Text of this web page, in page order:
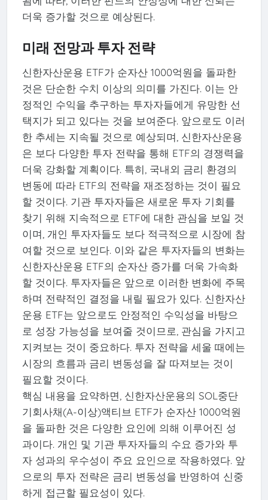
더욱 증가할 것으로 예상된다.
미래 전망과 투자 전략
신한자산운용 ETF가 순자산 1000억원을 돌파한
것은 단순한 수치 이상의 의미를 가진다. 이는 안
정적인 수익을 추구하는 투자자들에게 유망한 선
택지가 되고 있다는 것을 보여준다. 앞으로도 이러
한 추세는 지속될 것으로 예상되며, 신한자산운용
은 보다 다양한 투자 전략을 통해 ETF의 경쟁력을
더욱 강화할 계획이다. 특히, 국내외 금리 환경의
변동에 따라 ETF의 전략을 재조정하는 것이 필요
할 것이다. 기관 투자자들은 새로운 투자 기회를
찾기 위해 지속적으로 ETF에 대한 관심을 보일 것
이며, 개인 투자자들도 보다 적극적으로 시장에 참
여할 것으로 보인다. 이와 같은 투자자들의 변화는
신한자산운용 ETF의 순자산 증가를 더욱 가속화
할 것이다. 투자자들은 앞으로 이러한 변화에 주목
하며 전략적인 결정을 내릴 필요가 있다. 신한자산
운용 ETF는 앞으로도 안정적인 수익성을 바탕으
로 성장 가능성을 보여줄 것이므로, 관심을 가지고
지켜보는 것이 중요하다. 투자 전략을 세울 때에는
시장의 흐름과 금리 변동성을 잘 따져보는 것이
필요할 것이다.
핵심 내용을 요약하면, 신한자산운용의 SOL중단
기회사채(A-이상)액티브 ETF가 순자산 1000억원
을 돌파한 것은 다양한 요인에 의해 이루어진 성
과이다. 개인 및 기관 투자자들의 수요 증가와 투
자 성과의 우수성이 주요 요인으로 작용하였다. 앞
으로의 투자 전략은 금리 변동성을 반영하여 신중
하게 접근할 필요성이 있다.